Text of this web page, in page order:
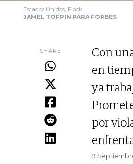
Estados Unidos, Flock
JAMEL TOPPIN PARA FORBES
SHARE
Con
en
ya
por
9